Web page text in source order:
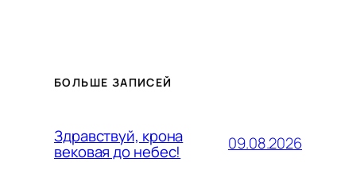
БОЛЬШЕ ЗАПИСЕЙ
Здравствуй, крона
вековая до небес! 09.08.2026